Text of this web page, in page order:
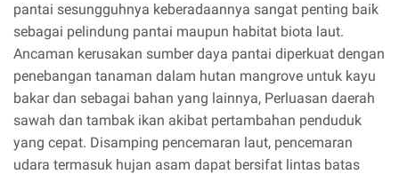
pantai sesungguhnya keberadaannya sangat penting baik
sebagai pelindung pantai maupun habitat biota laut.
Ancaman kerusakan sumber daya pantai diperkuat dengan
penebangan tanaman dalam hutan mangrove untuk kayu
bakar dan sebagai bahan yang lainnya, Perluasan daerah
sawah dan tambak ikan akibat pertambahan penduduk
yang cepat. Disamping pencemaran laut, pencemaran
udara termasuk hujan asam dapat bersifat lintas batas